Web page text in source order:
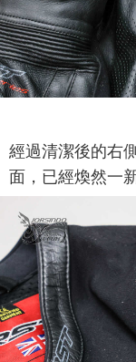
經過清潔後的右
面，已經煥然一新